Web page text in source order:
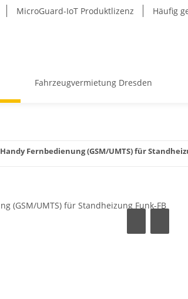
MicroGuard-IoT Produktlizenz Häufig
Fahrzeugvermietung Dresden
Handy Fernbedienung (GSM/UMTS) für